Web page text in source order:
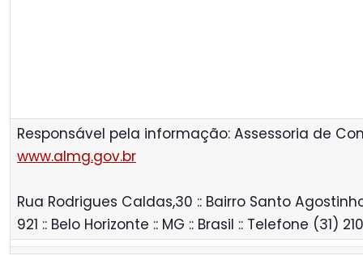
Responsável pela informação: Assessoria de
www.almg.gov.br
Rua Rodrigues Caldas,30 :: Bairro Santo Agostinho
921 :: Belo Horizonte :: MG :: Brasil :: Telefone (31)